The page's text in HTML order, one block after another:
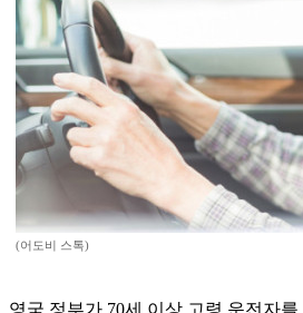
(어도비 스톡)